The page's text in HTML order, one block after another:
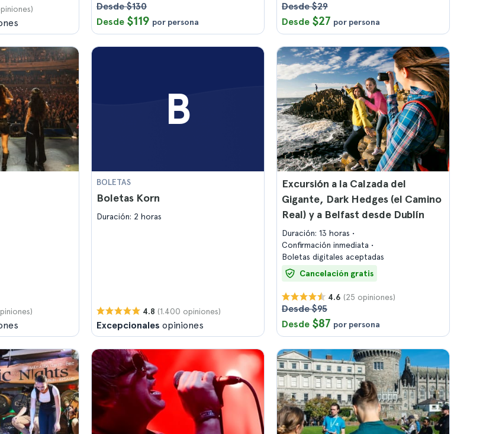
Desde $130
Desde $119 por persona
Desde $29
Desde $27 por persona
B
BOLETAS
Boletas Korn
Duración: 2 horas
4.8 (1.400 opiniones)
Excepcionales opiniones
Excursión a la Calzada del
Gigante, Dark Hedges (el Camino
Real) y a Belfast desde Dublín
Duración: 13 horas
Confirmación inmediata
Boletas digitales aceptadas
Cancelación gratis
4.6 (25 opiniones)
Desde $95
Desde $87 por persona